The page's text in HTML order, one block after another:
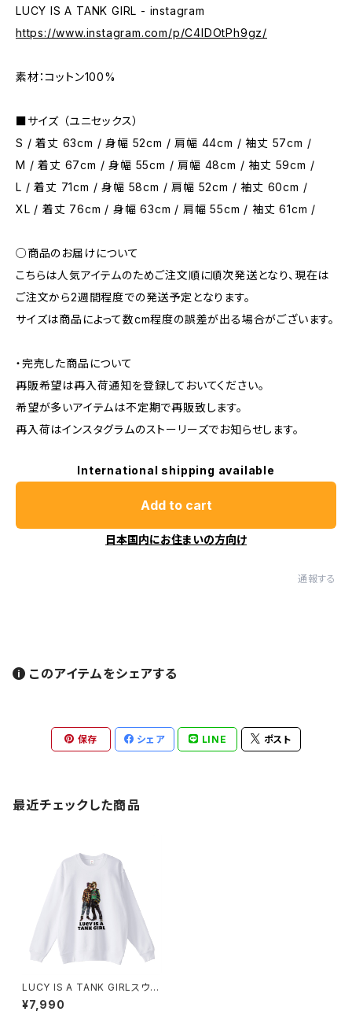
LUCY IS A TANK GIRL - instagram
https://www.instagram.com/p/C4IDOtPh9gz/
素材：コットン100%
■サイズ （ユニセックス）
S / 着丈 63cm / 身幅 52cm / 肩幅 44cm / 袖丈 57cm /
M / 着丈 67cm / 身幅 55cm / 肩幅 48cm / 袖丈 59cm /
L / 着丈 71cm / 身幅 58cm / 肩幅 52cm / 袖丈 60cm /
XL / 着丈 76cm / 身幅 63cm / 肩幅 55cm / 袖丈 61cm /
○商品のお届けについて
こちらは人気アイテムのためご注文順に順次発送となり、現在は
ご注文から2週間程度での発送予定となります。
サイズは商品によって数cm程度の誤差が出る場合がございます。
・完売した商品について
再販希望は再入荷通知を登録しておいてください。
希望が多いアイテムは不定期で再販致します。
再入荷はインスタグラムのストーリーズでお知らせします。
International shipping available
Add to cart
日本国内にお住まいの方向け
通報する
このアイテムをシェアする
保存 シェア LINE ポスト
最近チェックした商品
LUCY IS A TANK GIRLスウェ
ットシャツ 1014-230221111
¥7,990